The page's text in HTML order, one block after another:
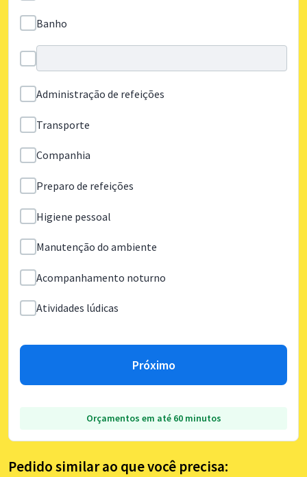
Banho
Administração de refeições
Transporte
Companhia
Preparo de refeições
Higiene pessoal
Manutenção do ambiente
Acompanhamento noturno
Atividades lúdicas
Próximo
Orçamentos em até 60 minutos
Pedido similar ao que você precisa: